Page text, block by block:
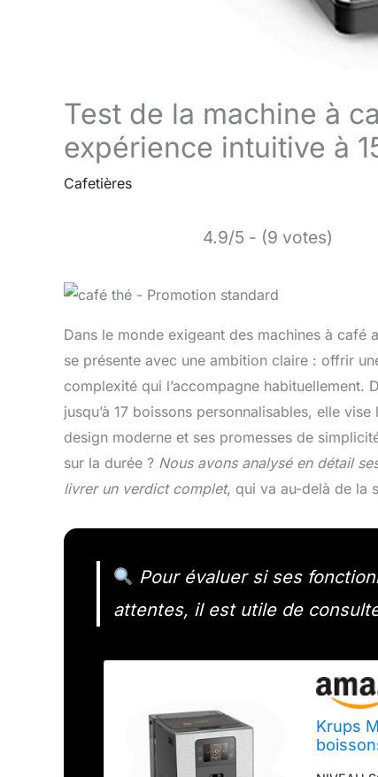
Test de la machine à
expérience intuitive à
Cafetières
4.9/5 - (9 votes)
Dans le monde exigeant des machines à café
se présente avec une ambition claire : offrir
complexité qui l’accompagne habituellement.
jusqu’à 17 boissons personnalisables, elle
design moderne et ses promesses de
sur la durée ? Nous avons analysé en détail
livrer un verdict complet, qui va au-delà de la
Pour évaluer si ses
attentes, il est utile de
Krups